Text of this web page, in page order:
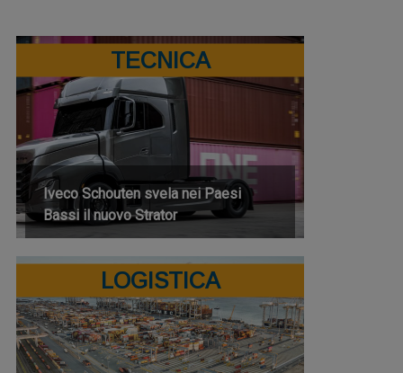
TECNICA
Iveco Schouten svela nei Paesi
Bassi il nuovo Strator
LOGISTICA